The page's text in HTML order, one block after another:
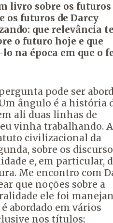
livro sobre os futuros
os futuros de Darcy
que relevância
o futuro hoje e que
na época em que o
pode ser
ângulo é a história
ali duas linhas de
vinha trabalhando. A
civilizacional da
sobre os
e, em particular,
Me encontro com
que noções sobre a
ele foi
abordado em vários
nos títulos;